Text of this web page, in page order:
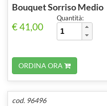
Bouquet Sorriso Medio
€ 41,00
Quantità:
ORDINA ORA
cod. 96496